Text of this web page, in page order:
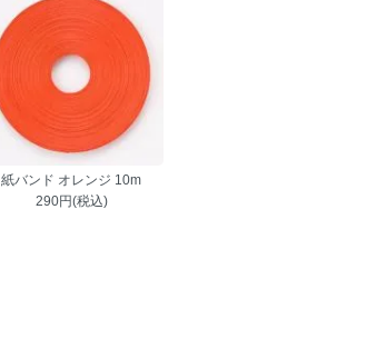
紙バンド オレンジ 10m
290円(税込)